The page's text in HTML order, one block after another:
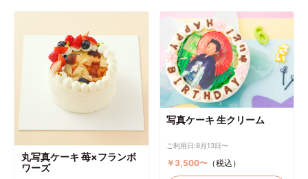
丸写真ケーキ 苺×フランボ
ワーズ
写真ケーキ 生クリーム
ご利用日:8月13日〜
￥3,500〜 （税込）